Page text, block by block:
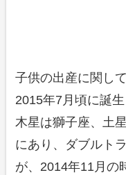
子供の出産に関し
2015年7月頃に誕
木星は獅子座、土
にあり、ダブルト
が、2014年11月の